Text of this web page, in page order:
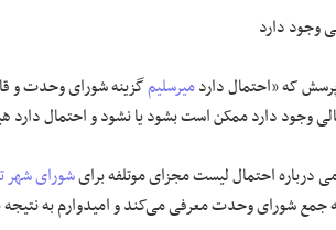
وجود دارد
که «احتمال داردمیرسلیمگزینه شورای وحدت و
وجود دارد ممکن است بشود یا نشود و احتمال دارد
درباره احتمال لیست مجزای موتلفه برایشورای شهر
جمع شورای وحدت معرفی می‌کند و امیدوارم به